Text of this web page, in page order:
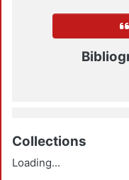
Collections
Loading...